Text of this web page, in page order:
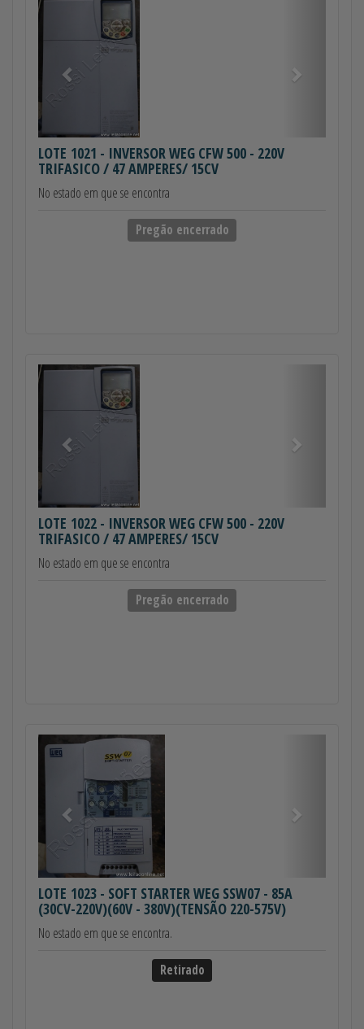
LOTE 1021 - INVERSOR WEG CFW 500 - 220V
TRIFASICO / 47 AMPERES/ 15CV
No estado em que se encontra
Pregão encerrado
Anterior
LOTE 1022 - INVERSOR WEG CFW 500 - 220V
TRIFASICO / 47 AMPERES/ 15CV
No estado em que se encontra
Pregão encerrado
Anterior
LOTE 1023 - SOFT STARTER WEG SSW07 - 85A
(30CV-220V)(60V - 380V)(TENSÃO 220-575V)
No estado em que se encontra.
Retirado